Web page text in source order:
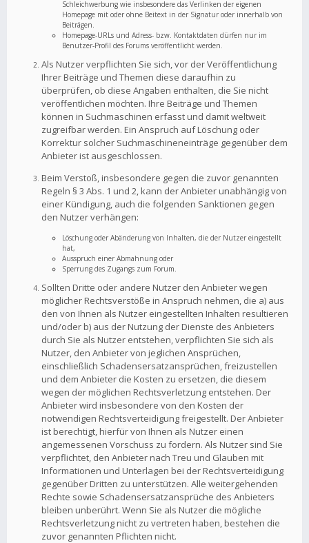
Schleichwerbung wie insbesondere das Verlinken der eigenen
Homepage mit oder ohne Beitext in der Signatur oder innerhalb von
Beiträgen.
Homepage-URLs und Adress- bzw. Kontaktdaten dürfen nur im
Benutzer-Profil des Forums veröffentlicht werden.
Als Nutzer verpflichten Sie sich, vor der Veröffentlichung
Ihrer Beiträge und Themen diese daraufhin zu
überprüfen, ob diese Angaben enthalten, die Sie nicht
veröffentlichen möchten. Ihre Beiträge und Themen
können in Suchmaschinen erfasst und damit weltweit
zugreifbar werden. Ein Anspruch auf Löschung oder
Korrektur solcher Suchmaschineneinträge gegenüber dem
Anbieter ist ausgeschlossen.
Beim Verstoß, insbesondere gegen die zuvor genannten
Regeln § 3 Abs. 1 und 2, kann der Anbieter unabhängig von
einer Kündigung, auch die folgenden Sanktionen gegen
den Nutzer verhängen:
Löschung oder Abänderung von Inhalten, die der Nutzer eingestellt
hat,
Ausspruch einer Abmahnung oder
Sperrung des Zugangs zum Forum.
Sollten Dritte oder andere Nutzer den Anbieter wegen
möglicher Rechtsverstöße in Anspruch nehmen, die a) aus
den von Ihnen als Nutzer eingestellten Inhalten resultieren
und/oder b) aus der Nutzung der Dienste des Anbieters
durch Sie als Nutzer entstehen, verpflichten Sie sich als
Nutzer, den Anbieter von jeglichen Ansprüchen,
einschließlich Schadensersatzansprüchen, freizustellen
und dem Anbieter die Kosten zu ersetzen, die diesem
wegen der möglichen Rechtsverletzung entstehen. Der
Anbieter wird insbesondere von den Kosten der
notwendigen Rechtsverteidigung freigestellt. Der Anbieter
ist berechtigt, hierfür von Ihnen als Nutzer einen
angemessenen Vorschuss zu fordern. Als Nutzer sind Sie
verpflichtet, den Anbieter nach Treu und Glauben mit
Informationen und Unterlagen bei der Rechtsverteidigung
gegenüber Dritten zu unterstützen. Alle weitergehenden
Rechte sowie Schadensersatzansprüche des Anbieters
bleiben unberührt. Wenn Sie als Nutzer die mögliche
Rechtsverletzung nicht zu vertreten haben, bestehen die
zuvor genannten Pflichten nicht.